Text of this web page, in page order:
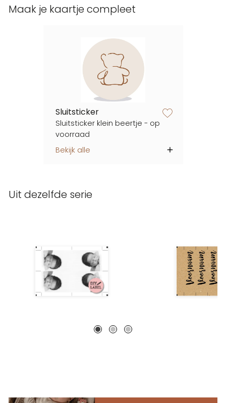
Maak je kaartje compleet
Sluitsticker
Sluitsticker klein beertje - op
voorraad
Bekijk alle
Uit dezelfde serie